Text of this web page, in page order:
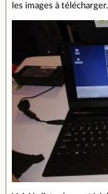
les images à télécharger.